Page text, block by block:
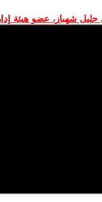
شهباز، عضو هيئة